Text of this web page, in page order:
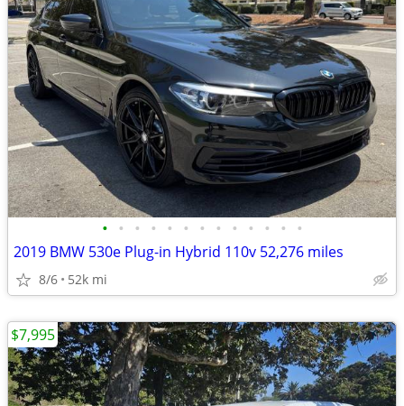
• • • • • • • • • • • • •
2019 BMW 530e Plug-in Hybrid 110v 52,276 miles
8/6 52k mi
$7,995